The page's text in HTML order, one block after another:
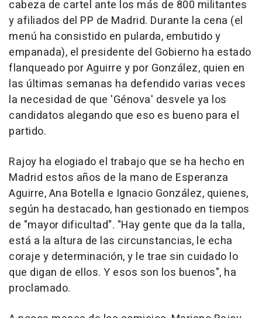
cabeza de cartel ante los más de 800 militantes
y afiliados del PP de Madrid. Durante la cena (el
menú ha consistido en pularda, embutido y
empanada), el presidente del Gobierno ha estado
flanqueado por Aguirre y por González, quien en
las últimas semanas ha defendido varias veces
la necesidad de que 'Génova' desvele ya los
candidatos alegando que eso es bueno para el
partido.
Rajoy ha elogiado el trabajo que se ha hecho en
Madrid estos años de la mano de Esperanza
Aguirre, Ana Botella e Ignacio González, quienes,
según ha destacado, han gestionado en tiempos
de "mayor dificultad". "Hay gente que da la talla,
está a la altura de las circunstancias, le echa
coraje y determinación, y le trae sin cuidado lo
que digan de ellos. Y esos son los buenos", ha
proclamado.